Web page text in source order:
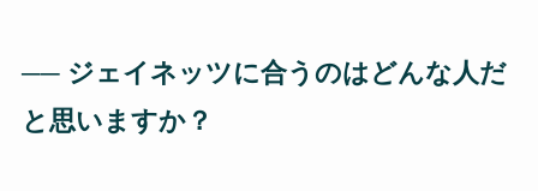
── ジェイネッツに合うのはどんな人だ
と思いますか？